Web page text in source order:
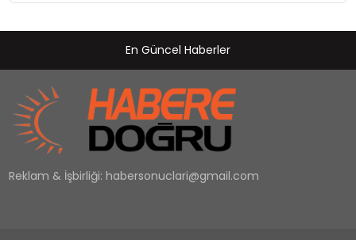
En Güncel Haberler
Reklam & İşbirliği: habersonuclari@gmail.com